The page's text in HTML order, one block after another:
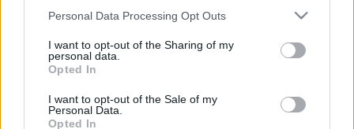
Please note that this website/app uses one or more Google
not limited to your visit or usage behaviour. You may click to
grant or deny consent to Google and its third-party tags to
use your data for below specified purposes in below Google
consent section.
Personal Data Processing Opt Outs
I want to opt-out of the Sharing of my
personal data.
Opted In
I want to opt-out of the Sale of my
Personal Data.
Opted In